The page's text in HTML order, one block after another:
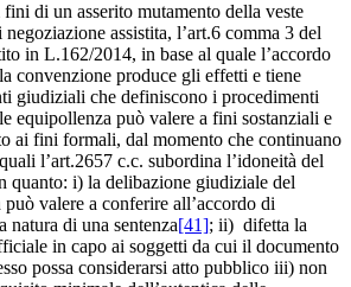
di un asserito mutamento della veste
assistita, l’art.6 comma 3 del
in L.162/2014, in base al quale l’accordo
convenzione produce gli effetti e tiene
giudiziali che definiscono i procedimenti
equipollenza può valere a fini sostanziali e
ai fini formali, dal momento che continuano
l’art.2657 c.c. subordina l’idoneità del
quanto: i) la delibazione giudiziale del
valere a conferire all’accordo di
natura di una sentenza[41]; ii) difetta la
in capo ai soggetti da cui il documento
possa considerarsi atto pubblico iii) non